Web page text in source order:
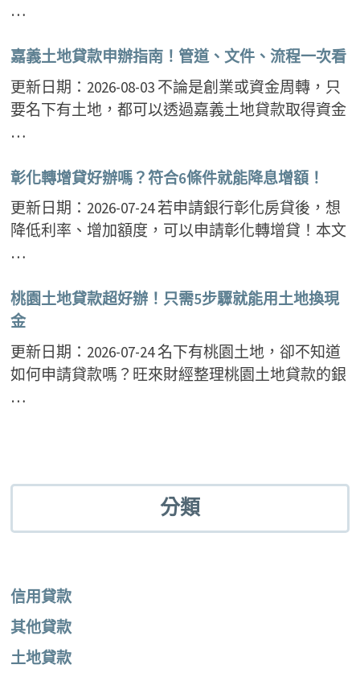
…
嘉義土地貸款申辦指南！管道、文件、流程一次看
更新日期：2026-08-03 不論是創業或資金周轉，只
要名下有土地，都可以透過嘉義土地貸款取得資金
…
彰化轉增貸好辦嗎？符合6條件就能降息增額！
更新日期：2026-07-24 若申請銀行彰化房貸後，想
降低利率、增加額度，可以申請彰化轉增貸！本文
…
桃園土地貸款超好辦！只需5步驟就能用土地換現
金
更新日期：2026-07-24 名下有桃園土地，卻不知道
如何申請貸款嗎？旺來財經整理桃園土地貸款的銀
…
分類
信用貸款
其他貸款
土地貸款